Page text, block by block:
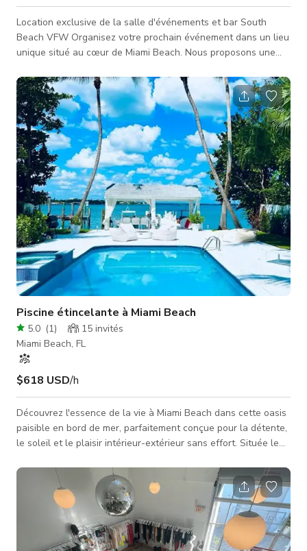
Location exclusive de la salle d'événements et bar South
Beach VFW Organisez votre prochain événement dans un lieu
unique situé au cœur de Miami Beach. Nous proposons une
du bar, parfaite pour les rassemblements de membres, fêtes
privées, événements d'entreprise, collectes de fonds,
tournages de films, et plus encore. Options supplémentaires :
• Service traiteur, barman privé et service de bar • Système
sonore,
Piscine étincelante à Miami Beach
5.0 (1) 15 invités
Miami Beach, FL
$618 USD/h
Découvrez l'essence de la vie à Miami Beach dans cette oasis
paisible en bord de mer, parfaitement conçue pour la détente,
le soleil et le plaisir intérieur-extérieur sans effort. Située le
magnifiques et un accès direct au meilleur de la vie côtière.
Au cœur de la propriété se trouve une belle piscine entourée
d'une végétation tropicale luxuriante, créant un refuge privé
idéal pour bronzer, recevoir ou se détendr